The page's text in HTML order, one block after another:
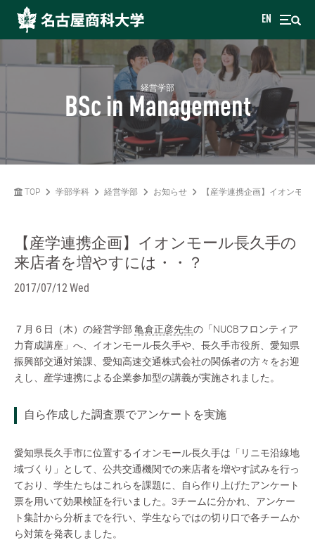
EN
経営学部
BSc in Management
TOP 学部学科 経営学部 お知らせ 【産学連携企画】イオンモ
【産学連携企画】イオンモール長久手の
来店者を増やすには・・？
2017/07/12 Wed
７月６日（木）の経営学部 亀倉正彦先生の「NUCBフロンティア
力育成講座」へ、イオンモール長久手や、長久手市役所、愛知県
振興部交通対策課、愛知高速交通株式会社の関係者の方々をお迎
えし、産学連携による企業参加型の講義が実施されました。
自ら作成した調査票でアンケートを実施
愛知県長久手市に位置するイオンモール長久手は「リニモ沿線地
域づくり」として、公共交通機関での来店者を増やす試みを行っ
ており、学生たちはこれらを課題に、自ら作り上げたアンケート
票を用いて効果検証を行いました。3チームに分かれ、アンケー
ト集計から分析までを行い、学生ならではの切り口で各チームか
ら対策を発表しました。